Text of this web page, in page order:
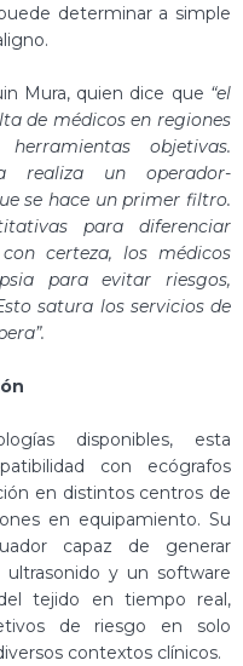
determinar a simple
Mura, quien dice que “el
de médicos en regiones
objetivas.
realiza un operador-
se hace un primer filtro.
para diferenciar
certeza, los médicos
para evitar riesgos,
satura los servicios de
disponibles, esta
con ecógrafos
en distintos centros de
en equipamiento. Su
capaz de generar
ultrasonido y un software
tejido en tiempo real,
de riesgo en solo
contextos clínicos.